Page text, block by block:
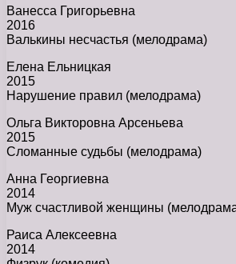
Ванесса Григорьевна
2016
Валькины несчастья (мелодрама)
Елена Ельницкая
2015
Нарушение правил (мелодрама)
Ольга Викторовна Арсеньева
2015
Сломанные судьбы (мелодрама)
Анна Георгиевна
2014
Муж счастливой женщины
Раиса Алексеевна
2014